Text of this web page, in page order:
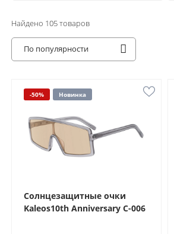
Найдено 105товаров
По популярности
-50% Новинка
Солнцезащитные очки
Kaleos10th Anniversary C-006